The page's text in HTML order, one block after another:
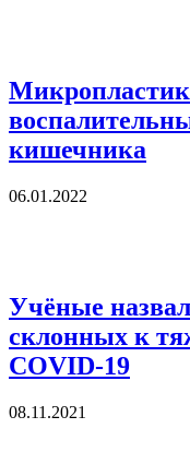
кишечника
06.01.2022
Учёные
склонных к
COVID-19
08.11.2021